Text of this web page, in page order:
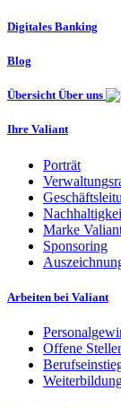
Digitales Banking
Blog
Übersicht Über uns
Ihre Valiant
Porträt
Marke
Sponsoring
Arbeiten bei Valiant
Offene